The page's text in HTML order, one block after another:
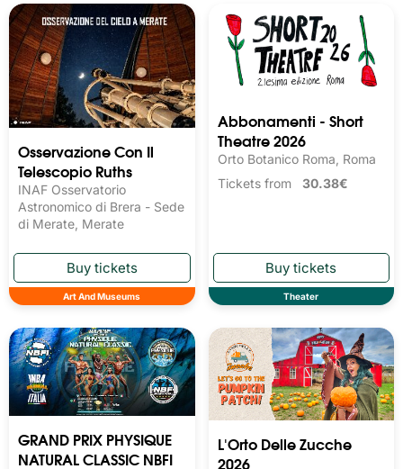
Osservazione Con Il
Telescopio Ruths
INAF Osservatorio
Astronomico di Brera - Sede
di Merate, Merate
Art And Museums
Abbonamenti - Short
Theatre 2026
Orto Botanico Roma, Roma
Tickets from 30.38€
Theater
GRAND PRIX PHYSIQUE
NATURAL CLASSIC NBFI
L'Orto Delle Zucche
2026